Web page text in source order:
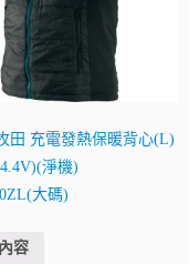
田 充電發熱保暖背心(L)
淨機)
大碼)
容